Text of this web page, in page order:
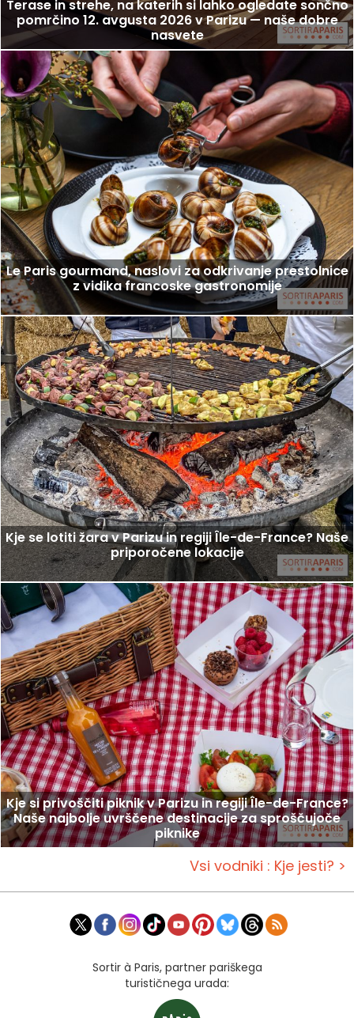
Terase in strehe, na katerih si lahko ogledate sončno
pomrčino 12. avgusta 2026 v Parizu — naše dobre
nasvete
Le Paris gourmand, naslovi za odkrivanje prestolnice
z vidika francoske gastronomije
Kje se lotiti žara v Parizu in regiji Île-de-France? Naše
priporočene lokacije
Kje si privoščiti piknik v Parizu in regiji Île-de-France?
Naše najbolje uvrščene destinacije za sproščujoče
piknike
Vsi vodniki : Kje jesti? >
Sortir à Paris, partner pariškega
turističnega urada: